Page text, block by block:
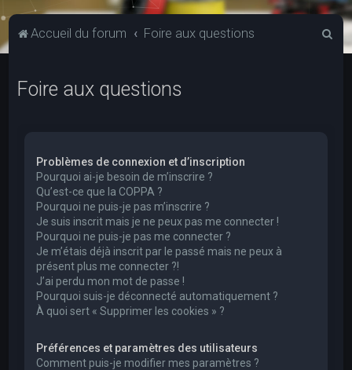
Accueil du forum Foire aux questions
Foire aux questions
Problèmes de connexion et d’inscription
Pourquoi ai-je besoin de m’inscrire ?
Qu’est-ce que la COPPA ?
Pourquoi ne puis-je pas m’inscrire ?
Je suis inscrit mais je ne peux pas me connecter !
Pourquoi ne puis-je pas me connecter ?
Je m’étais déjà inscrit par le passé mais ne peux à
présent plus me connecter ?!
J’ai perdu mon mot de passe !
Pourquoi suis-je déconnecté automatiquement ?
À quoi sert « Supprimer les cookies » ?
Préférences et paramètres des utilisateurs
Comment puis-je modifier mes paramètres ?